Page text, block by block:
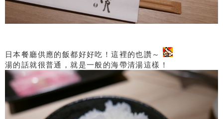
日本餐廳供應的飯都好好吃！這裡的也讚～
湯的話就很普通，就是一般的海帶清湯這樣！